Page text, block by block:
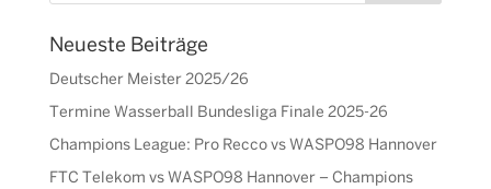
Neueste Beiträge
Deutscher Meister 2025/26
Termine Wasserball Bundesliga Finale 2025-26
Champions League: Pro Recco vs WASPO98 Hannover
FTC Telekom vs WASPO98 Hannover – Champions